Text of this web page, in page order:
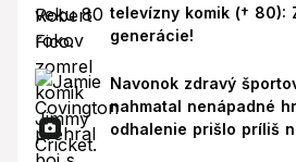
televízny komik († 80):
generácie!
Navonok zdravý
nahmatal nenápadné
odhalenie prišlo príliš